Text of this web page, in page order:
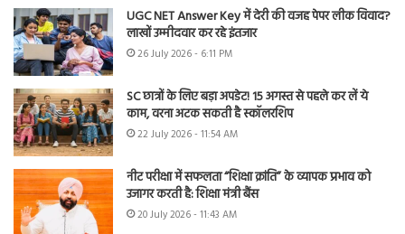
UGC NET Answer Key में देरी की वजह पेपर लीक विवाद?
लाखों उम्मीदवार कर रहे इंतजार
26 July 2026 - 6:11 PM
SC छात्रों के लिए बड़ा अपडेट! 15 अगस्त से पहले कर लें ये
काम, वरना अटक सकती है स्कॉलरशिप
22 July 2026 - 11:54 AM
नीट परीक्षा में सफलता “शिक्षा क्रांति” के व्यापक प्रभाव को
उजागर करती है: शिक्षा मंत्री बैंस
20 July 2026 - 11:43 AM